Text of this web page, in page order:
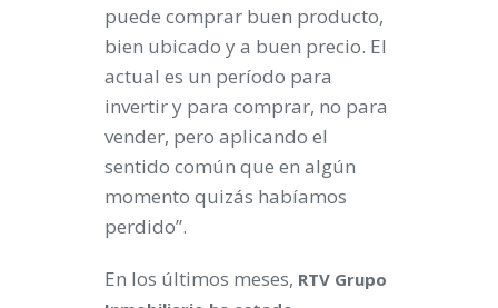
puede comprar buen producto,
bien ubicado y a buen precio. El
actual es un período para
invertir y para comprar, no para
vender, pero aplicando el
sentido común que en algún
momento quizás habíamos
perdido”.
En los últimos meses, RTV Grupo